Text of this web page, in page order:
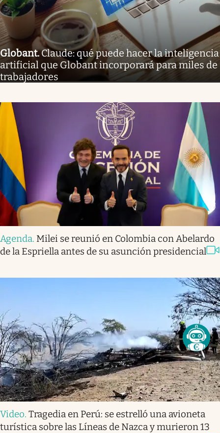
Globant.Claude: qué puede hacer la inteligencia
artificial que Globant incorporará para miles de
trabajadores
Agenda. Milei se reunió en Colombia con Abelardo
de la Espriella antes de su asunción presidencial
Video. Tragedia en Perú: se estrelló una avioneta
turística sobre las Líneas de Nazca y murieron 13